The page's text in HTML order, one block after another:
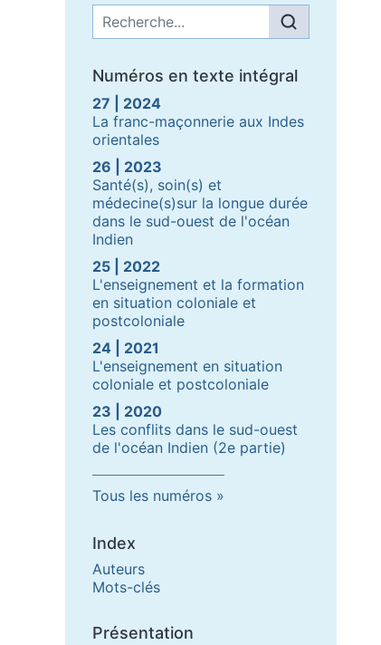
Menu principal
Numéros en texte intégral
27 | 2024
La franc-maçonnerie aux Indes
orientales
26 | 2023
Santé(s), soin(s) et
médecine(s)sur la longue durée
dans le sud-ouest de l'océan
Indien
25 | 2022
L'enseignement et la formation
en situation coloniale et
postcoloniale
24 | 2021
L'enseignement en situation
coloniale et postcoloniale
23 | 2020
Les conflits dans le sud-ouest
de l'océan Indien (2e partie)
Tous les numéros
Index
Auteurs
Mots-clés
Présentation